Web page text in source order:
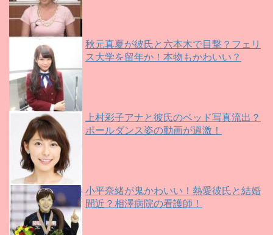
秋元真夏が彼氏と六本木で目撃？フェリ
ス大学を留年か！本物もかわいい？
上村彩子アナと彼氏のベッド写真流出？
ポールダンス姿の動画が過激！
小平奈緒が鬼かわいい！熱愛彼氏と結婚
間近？相澤病院の看護師！